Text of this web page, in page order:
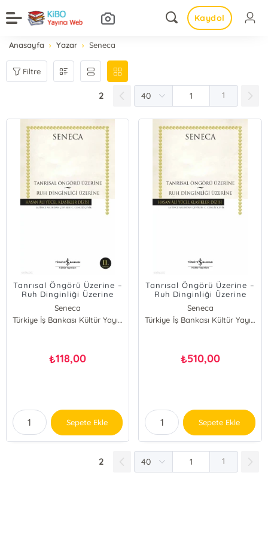
Kaydol
Anasayfa Yazar Seneca
Filtre
2 1
Tanrısal Öngörü Üzerine –
Ruh Dinginliği Üzerine
Seneca
Türkiye İş Bankası Kültür Yayınları
₺118,00
Sepete Ekle
Tanrısal Öngörü Üzerine –
Ruh Dinginliği Üzerine
(Ciltli)
Seneca
Türkiye İş Bankası Kültür Yayınları
₺510,00
Sepete Ekle
2 1